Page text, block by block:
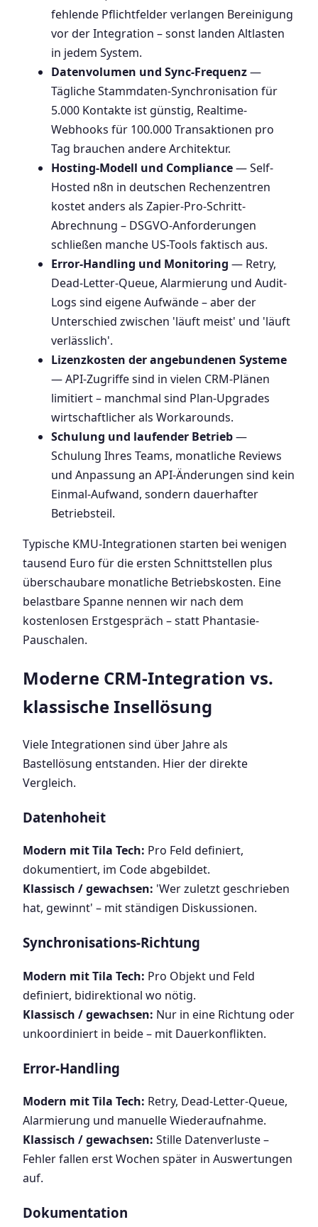
fehlende Pflichtfelder verlangen Bereinigung
vor der Integration – sonst landen Altlasten
in jedem System.
Datenvolumen und Sync-Frequenz—
Tägliche Stammdaten-Synchronisation für
5.000 Kontakte ist günstig, Realtime-
Webhooks für 100.000 Transaktionen pro
Tag brauchen andere Architektur.
Hosting-Modell und Compliance— Self-
Hosted n8n in deutschen Rechenzentren
kostet anders als Zapier-Pro-Schritt-
Abrechnung – DSGVO-Anforderungen
schließen manche US-Tools faktisch aus.
Error-Handling und Monitoring — Retry,
Dead-Letter-Queue, Alarmierung und Audit-
Logs sind eigene Aufwände – aber der
Unterschied zwischen 'läuft meist' und 'läuft
verlässlich'.
Lizenzkosten der angebundenen Systeme
— API-Zugriffe sind in vielen CRM-Plänen
limitiert – manchmal sind Plan-Upgrades
wirtschaftlicher als Workarounds.
Schulung und laufender Betrieb—
Schulung Ihres Teams, monatliche Reviews
und Anpassung an API-Änderungen sind kein
Einmal-Aufwand, sondern dauerhafter
Betriebsteil.
Typische KMU-Integrationen starten bei wenigen
tausend Euro für die ersten Schnittstellen plus
überschaubare monatliche Betriebskosten. Eine
belastbare Spanne nennen wir nach dem
kostenlosen Erstgespräch – statt Phantasie-
Pauschalen.
Moderne CRM-Integration vs.
klassische Insellösung
Viele Integrationen sind über Jahre als
Bastellösung entstanden. Hier der direkte
Vergleich.
Datenhoheit
Modern mit Tila Tech: Pro Feld definiert,
dokumentiert, im Code abgebildet.
Klassisch / gewachsen: 'Wer zuletzt geschrieben
hat, gewinnt' – mit ständigen Diskussionen.
Synchronisations-Richtung
Modern mit Tila Tech: Pro Objekt und Feld
definiert, bidirektional wo nötig.
Klassisch / gewachsen: Nur in eine Richtung oder
unkoordiniert in beide – mit Dauerkonflikten.
Error-Handling
Modern mit Tila Tech: Retry, Dead-Letter-Queue,
Alarmierung und manuelle Wiederaufnahme.
Klassisch / gewachsen: Stille Datenverluste –
Fehler fallen erst Wochen später in Auswertungen
auf.
Dokumentation